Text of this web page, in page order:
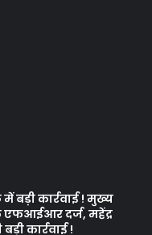
बड़ी कार्रवाई ! मुख्य
दर्ज, महेंद्र
कार्रवाई !